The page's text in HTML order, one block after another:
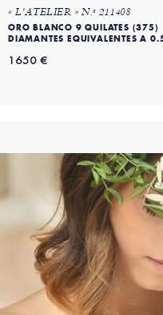
« L'ATELIER » N.º 211408
ORO BLANCO 9 QUILATES (375)
DIAMANTES EQUIVALENTES A 0.5
1650 €